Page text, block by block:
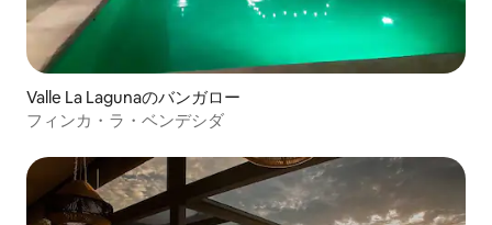
Valle La Lagunaのバンガロー
フィンカ・ラ・ベンデシダ